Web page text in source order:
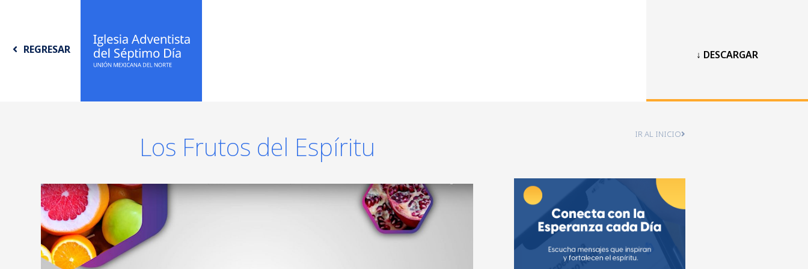
REGRESAR ↓ DESCARGAR
Los Frutos del Espíritu IR AL INICIO